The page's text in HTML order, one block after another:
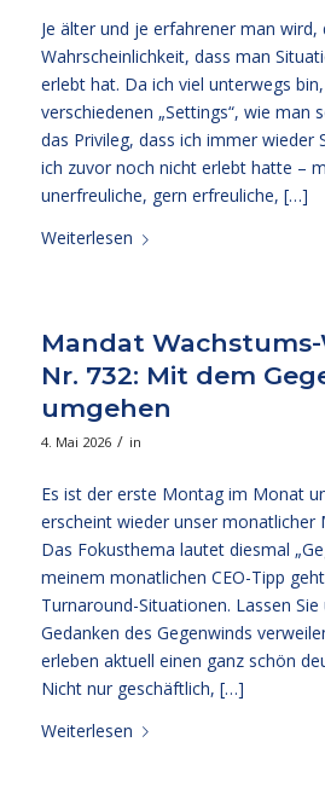
Je älter und je erfahrener man
Wahrscheinlichkeit, dass man
erlebt hat. Da ich viel unterwegs
verschiedenen „Settings“, wie man
das Privileg, dass ich immer wieder
ich zuvor noch nicht erlebt hatte –
unerfreuliche, gern erfreuliche, […]
Weiterlesen
Mandat
Nr. 732: Mit dem
umgehen
4. Mai 2026 / in
Es ist der erste Montag im Monat
erscheint wieder unser monatlicher
Das Fokusthema lautet diesmal
meinem monatlichen CEO-Tipp
Turnaround-Situationen. Lassen
Gedanken des Gegenwinds
erleben aktuell einen ganz schön
Nicht nur geschäftlich, […]
Weiterlesen